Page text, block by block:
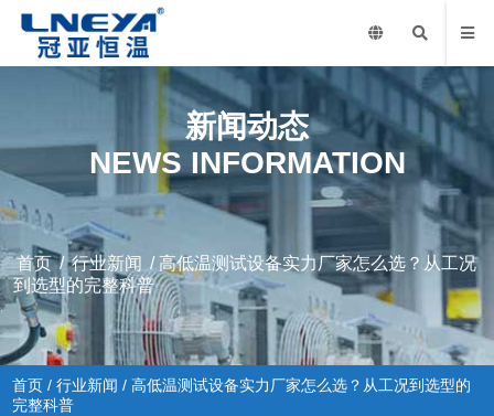
新闻动态
NEWS INFORMATION
首页/行业新闻 / 高低温测试设备实力厂家怎么选？从工况
到选型的完整科普
首页 /行业新闻 / 高低温测试设备实力厂家怎么选？从工况到选型的
完整科普